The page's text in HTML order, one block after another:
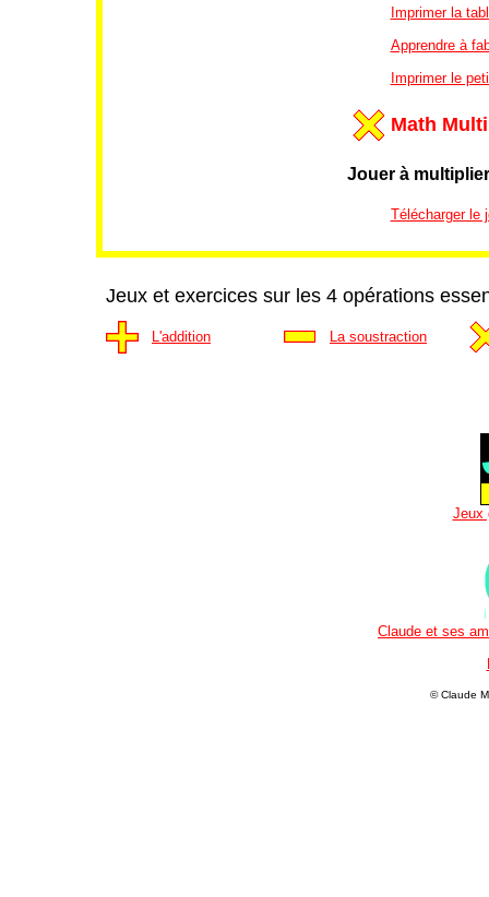
Imprimer la
Apprendre à
Imprimer le
Math
Jouer à
Télécharger le
Jeux et exercices sur les 4 opérations
L'addition La soustraction
Jeux
Claude et ses
© Claude